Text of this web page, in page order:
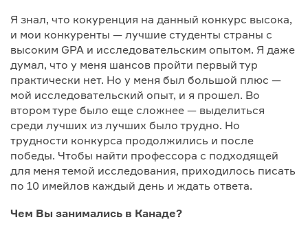
Я знал, что кокуренция на данный конкурс высока,
и мои конкуренты — лучшие студенты страны с
высоким GPA и исследовательским опытом. Я даже
думал, что у меня шансов пройти первый тур
практически нет. Но у меня был большой плюс —
мой исследовательский опыт, и я прошел. Во
втором туре было еще сложнее — выделиться
среди лучших из лучших было трудно. Но
трудности конкурса продолжились и после
победы. Чтобы найти профессора с подходящей
для меня темой исследования, приходилось писать
по 10 имейлов каждый день и ждать ответа.
Чем Вы занимались в Канаде?